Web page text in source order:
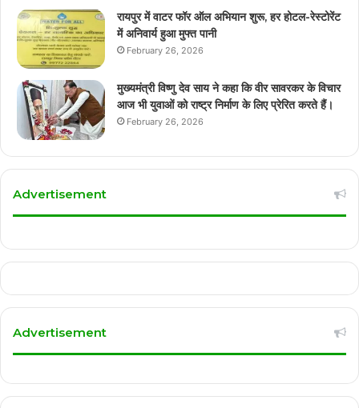
रायपुर में वाटर फॉर ऑल अभियान शुरू, हर होटल-रेस्टोरेंट
में अनिवार्य हुआ मुफ्त पानी
February 26, 2026
मुख्यमंत्री विष्णु देव साय ने कहा कि वीर सावरकर के विचार
आज भी युवाओं को राष्ट्र निर्माण के लिए प्रेरित करते हैं।
February 26, 2026
Advertisement
Advertisement